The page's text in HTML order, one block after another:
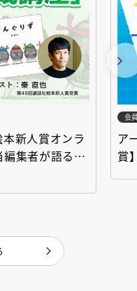
本新人賞オンラ
集者が語る
会
ア
賞